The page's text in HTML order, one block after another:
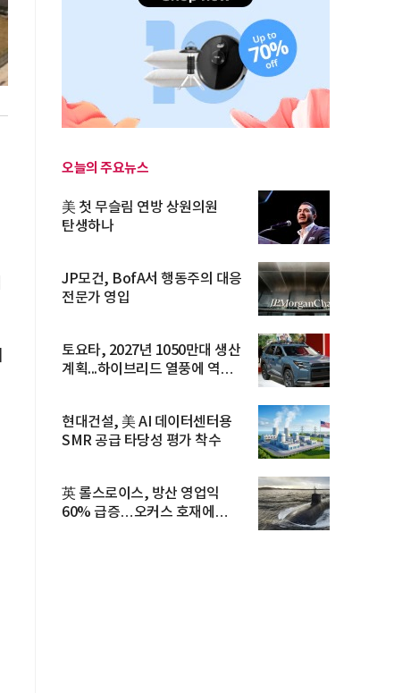
오늘의 주요뉴스
美 첫 무슬림 연방 상원의원
탄생하나
JP모건, BofA서 행동주의 대응
전문가 영입
토요타, 2027년 1050만대 생산
계획...하이브리드 열풍에 역대
현대건설, 美 AI 데이터센터용
SMR 공급 타당성 평가 착수
英 롤스로이스, 방산 영업익
60% 급증…오커스 호재에